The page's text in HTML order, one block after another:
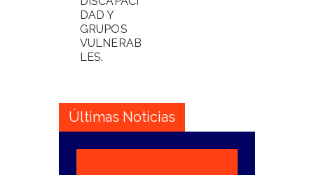
DAD Y
GRUPOS
VULNERAB
LES.
Últimas Noticias